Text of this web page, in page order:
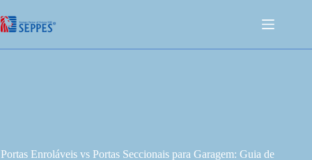
Portas Enroláveis vs Portas Seccionais para Garagem: Guia de